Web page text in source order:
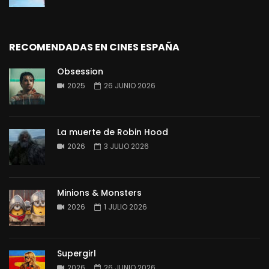
RECOMENDADAS EN CINES ESPAÑA
Obsession
2025 26 JUNIO 2026
La muerte de Robin Hood
2026 3 JULIO 2026
Minions & Monsters
2026 1 JULIO 2026
Supergirl